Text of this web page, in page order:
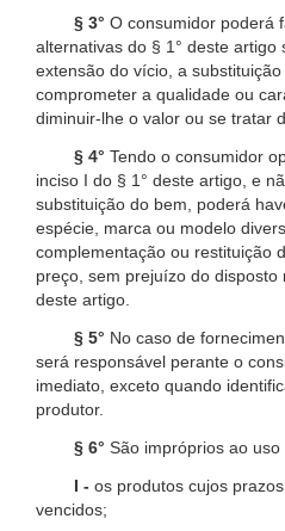
§ 3° O consumidor poderá
alternativas do § 1° deste
extensão do vício, a
comprometer a qualidade ou
diminuir-lhe o valor ou se tratar
§ 4° Tendo o consumidor
inciso I do § 1° deste artigo, e
substituição do bem, poderá
espécie, marca ou modelo
complementação ou restituição
preço, sem prejuízo do disposto
deste artigo.
§ 5° No caso de
será responsável perante o
imediato, exceto quando
produtor.
§ 6° São impróprios ao uso
I - os produtos cujos
vencidos;